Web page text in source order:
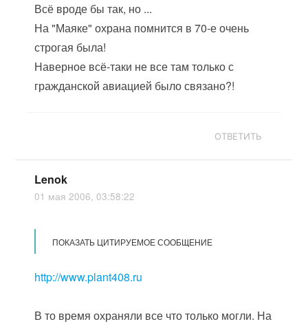
Всё вроде бы так, но ...
На "Маяке" охрана помнится в 70-е очень
строгая была!
Наверное всё-таки не все там только с
гражданской авиацией было связано?!
ОТВЕТИТЬ
Lenok
01 мая 2006, 03:58:22
ПОКАЗАТЬ ЦИТИРУЕМОЕ СООБЩЕНИЕ
http://www.plant408.ru
В то время охраняли все что только могли. На